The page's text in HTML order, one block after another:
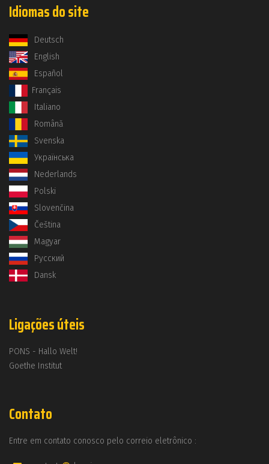
Idiomas do site
Deutsch
English
Español
Français
Italiano
Română
Svenska
Українська
Nederlands
Polski
Slovenčina
Čeština
Magyar
Русский
Dansk
Ligações úteis
PONS - Hallo Welt!
Goethe Institut
Contato
Entre em contato conosco pelo correio eletrônico :